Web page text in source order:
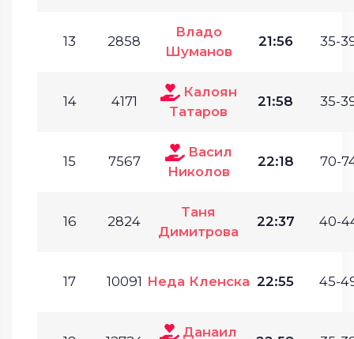
13 2858
Владо
Шуманов
21:56 35-
14 4171
Калоян
Татаров
21:58 35-
15 7567
Васил
Николов
22:18 70-
16 2824
Таня
Димитрова
22:37 40-
17 10091 Неда Кленска 22:55 45-
Данаил